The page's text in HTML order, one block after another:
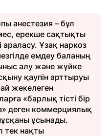
анестезия – бұл
ерекше сақтықты
араласу. Ұзақ наркоз
емдеу баланың
алу және жүйке
қаупін арттыруы
жекелеген
«барлық тісті бір
деген коммерциялық
ұсынады.
тек нақты